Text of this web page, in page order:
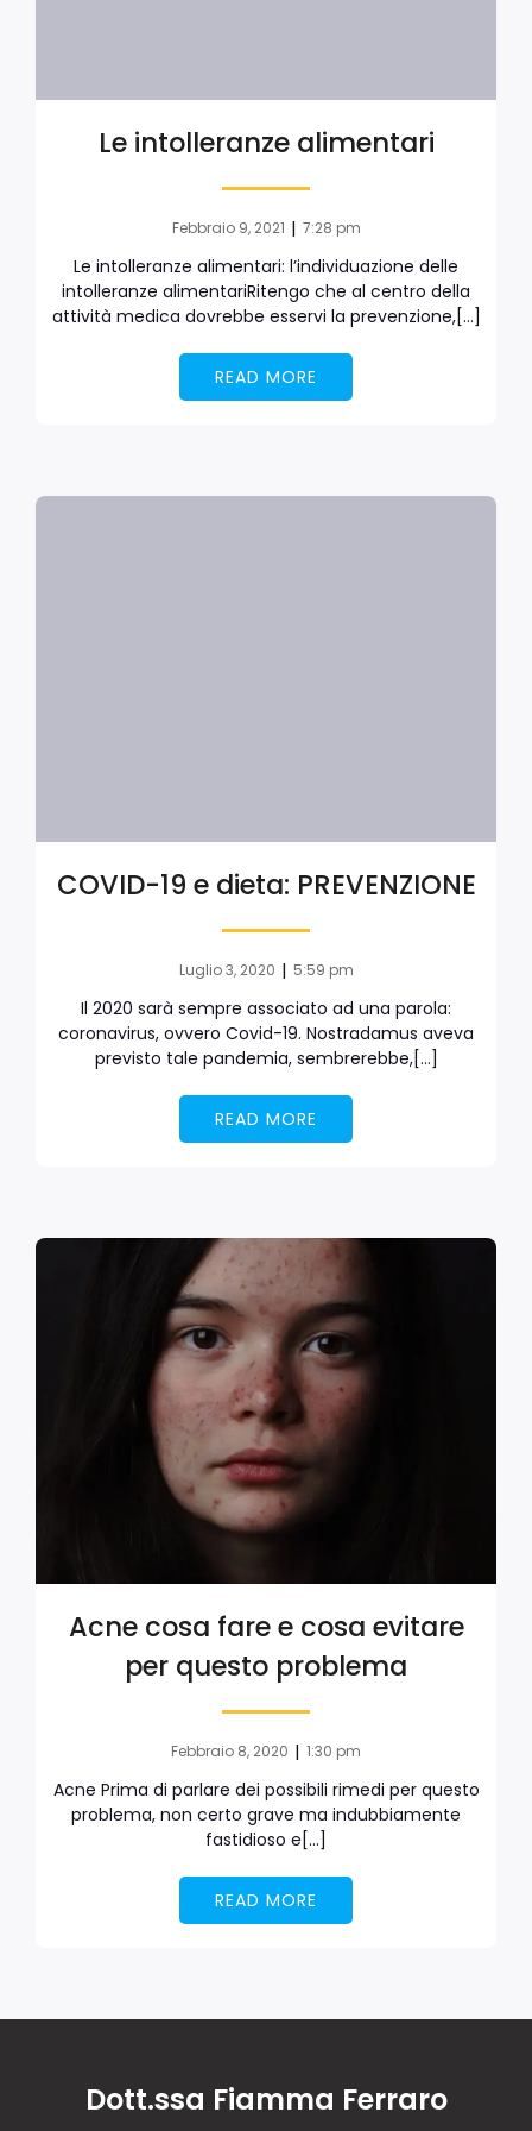
Le intolleranze alimentari
Febbraio 9, 2021 | 7:28 pm
Le intolleranze alimentari: l’individuazione delle
intolleranze alimentariRitengo che al centro della
attività medica dovrebbe esservi la prevenzione,[…]
READ MORE
COVID-19 e dieta: PREVENZIONE
Luglio 3, 2020 | 5:59 pm
Il 2020 sarà sempre associato ad una parola:
coronavirus, ovvero Covid-19. Nostradamus aveva
previsto tale pandemia, sembrerebbe,[…]
READ MORE
Acne cosa fare e cosa evitare
per questo problema
Febbraio 8, 2020 | 1:30 pm
Acne Prima di parlare dei possibili rimedi per questo
problema, non certo grave ma indubbiamente
fastidioso e[…]
READ MORE
Dott.ssa Fiamma Ferraro